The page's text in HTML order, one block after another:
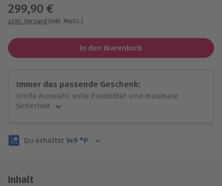
299,90 €
zzgl. Versand (inkl. MwSt.)
In den Warenkorb
Immer das passende Geschenk:
Große Auswahl, volle Flexibilität und maximale
Sicherheit
Volle Flexibilität
3 Jahre gültig & verlängerbar.
Du erhältst 149 °P
Inhalt